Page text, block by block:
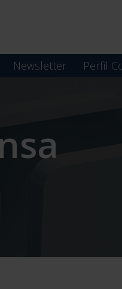
Newsletter Perfil